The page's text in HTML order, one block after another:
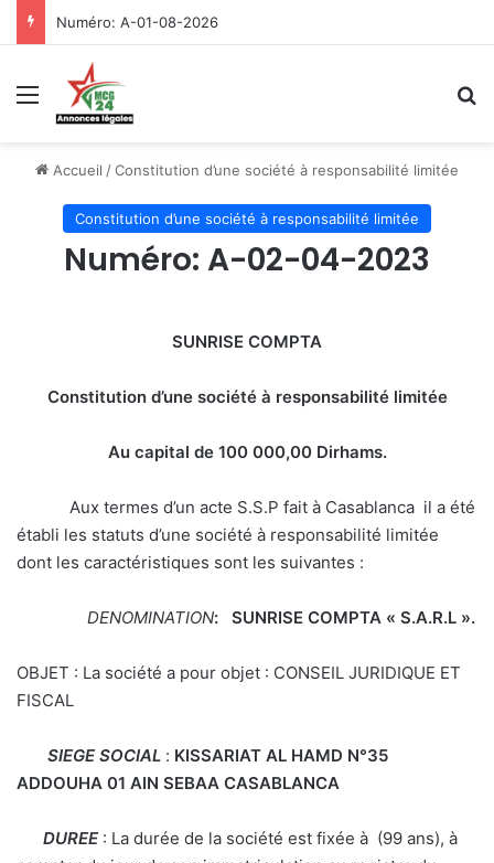
Numéro: A-01-08-2026
Menu
Accueil /Constitution d’une société à responsabilité limitée
Constitution d’une société à responsabilité limitée
Numéro: A-02-04-2023
SUNRISE COMPTA
Constitution d’une société à responsabilité limitée
Au capital de 100 000,00 Dirhams.
Aux termes d’un acte S.S.P fait à Casablanca il a été
établi les statuts d’une société à responsabilité limitée
dont les caractéristiques sont les suivantes :
DENOMINATION: SUNRISE COMPTA « S.A.R.L ».
OBJET : La société a pour objet : CONSEIL JURIDIQUE ET
FISCAL
SIEGE SOCIAL : KISSARIAT AL HAMD N°35
ADDOUHA 01 AIN SEBAA CASABLANCA
DUREE: La durée de la société est fixée à (99 ans), à